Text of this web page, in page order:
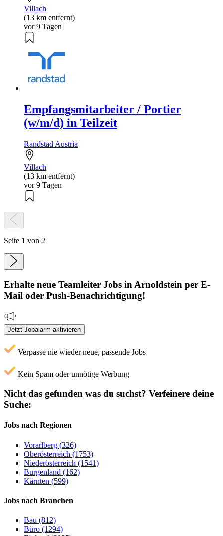
Villach
(13 km entfernt)
vor 9 Tagen
Empfangsmitarbeiter / Portier
(w/m/d) in Teilzeit
Randstad Austria
Villach
(13 km entfernt)
vor 9 Tagen
Seite 1 von 2
Erhalte neue Teamleiter Jobs in Arnoldstein per E-
Mail oder Push-Benachrichtigung!
Jetzt Jobalarm aktivieren
Verpasse nie wieder neue, passende Jobs
Kein Spam oder unnötige Werbung
Nicht das gefunden was du suchst? Verfeinere deine
Suche:
Jobs nach Regionen
Vorarlberg (326)
Oberösterreich (1753)
Niederösterreich (1541)
Burgenland (162)
Kärnten (599)
Jobs nach Branchen
Bau (812)
Büro (1294)